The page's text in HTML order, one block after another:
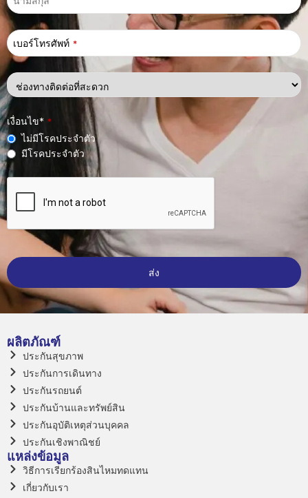
เบอร์โทรศัพท์ *
เงื่อนไข* *
ไม่มีโรคประจำตัว
มีโรคประจำตัว
ส่ง
This
field
be
left
blank
ผลิตภัณฑ์
ประกันสุขภาพ
ประกันการเดินทาง
ประกันรถยนต์
ประกันบ้านและทรัพย์สิน
ประกันอุบัติเหตุส่วนบุคคล
ประกันเชิงพาณิชย์
แหล่งข้อมูล
วิธีการเรียกร้องสินไหมทดแทน
เกี่ยวกับเรา